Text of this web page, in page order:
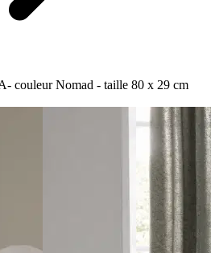
couleur Nomad - taille 80 x 29 cm